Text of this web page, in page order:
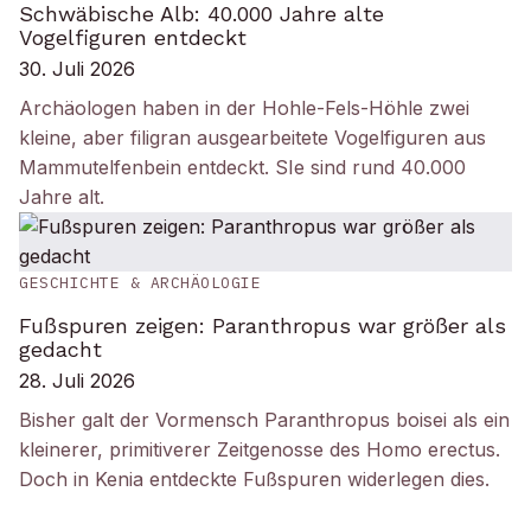
Schwäbische Alb: 40.000 Jahre alte
Vogelfiguren entdeckt
30. Juli 2026
Archäologen haben in der Hohle-Fels-Höhle zwei
kleine, aber filigran ausgearbeitete Vogelfiguren aus
Mammutelfenbein entdeckt. SIe sind rund 40.000
Jahre alt.
GESCHICHTE & ARCHÄOLOGIE
Fußspuren zeigen: Paranthropus war größer als
gedacht
28. Juli 2026
Bisher galt der Vormensch Paranthropus boisei als ein
kleinerer, primitiverer Zeitgenosse des Homo erectus.
Doch in Kenia entdeckte Fußspuren widerlegen dies.